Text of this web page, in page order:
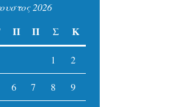
2026
Π Π Σ Κ
1 2
6 7 8 9